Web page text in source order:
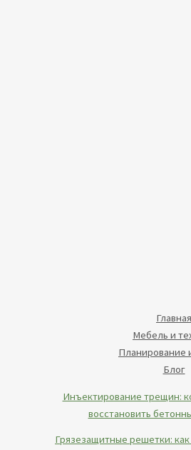
Главная
Мебель и
Планирование
Блог
Инъектирование трещин:
восстановить
Грязезащитные решетки: